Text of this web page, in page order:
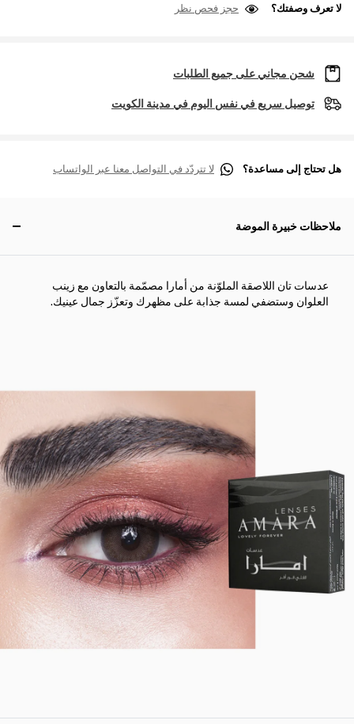
لا تعرف وصفتك؟ حجز فحص نظر
شحن مجاني على جميع الطلبات
توصيل سريع في نفس اليوم في مدينة الكويت
هل تحتاج إلى مساعدة؟ لا تتردّد في التواصل معنا عبر الواتساب
ملاحظات خبيرة الموضة
عدسات تان اللاصقة الملوّنة من أمارا مصمّمة بالتعاون مع زينب
العلوان وستضفي لمسة جذابة على مظهرك وتعزّز جمال عينيك.